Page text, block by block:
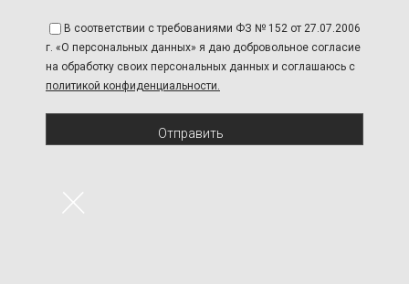
В соответствии с требованиями ФЗ № 152 от 27.07.2006
г. «О персональных данных» я даю добровольное согласие
на обработку своих персональных данных и соглашаюсь с
политикой конфиденциальности.
Отправить
×